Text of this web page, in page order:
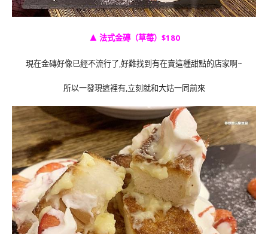
▲ 法式金磚（草莓）$180
現在金磚好像已經不流行了,好難找到有在賣這種甜點的店家啊~
所以一發現這裡有,立刻就和大姑一同前來